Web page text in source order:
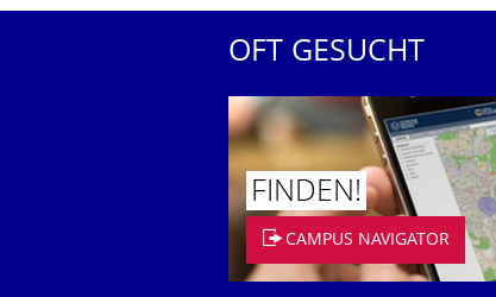
OFT GESUCHT
FINDEN!
CAMPUS NAVIGATOR